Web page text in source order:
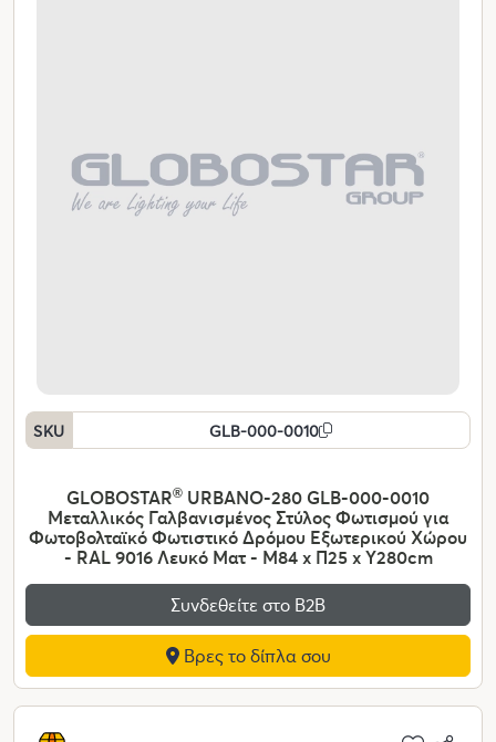
SKU GLB-000-0010
GLOBOSTAR® URBANO-280 GLB-000-0010
Μεταλλικός Γαλβανισμένος Στύλος Φωτισμού για
Φωτοβολταϊκό Φωτιστικό Δρόμου Εξωτερικού Χώρου
- RAL 9016 Λευκό Ματ - Μ84 x Π25 x Υ280cm
Συνδεθείτε στο Β2Β
Βρες το δίπλα σου